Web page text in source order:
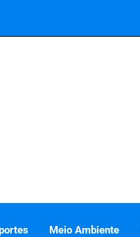
Meio Ambiente